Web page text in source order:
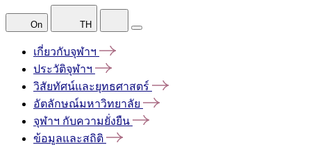
On TH
เกี่ยวกับจุฬาฯ
ประวัติจุฬาฯ
วิสัยทัศน์และยุทธศาสตร์
อัตลักษณ์มหาวิทยาลัย
จุฬาฯ กับความยั่งยืน
ข้อมูลและสถิติ